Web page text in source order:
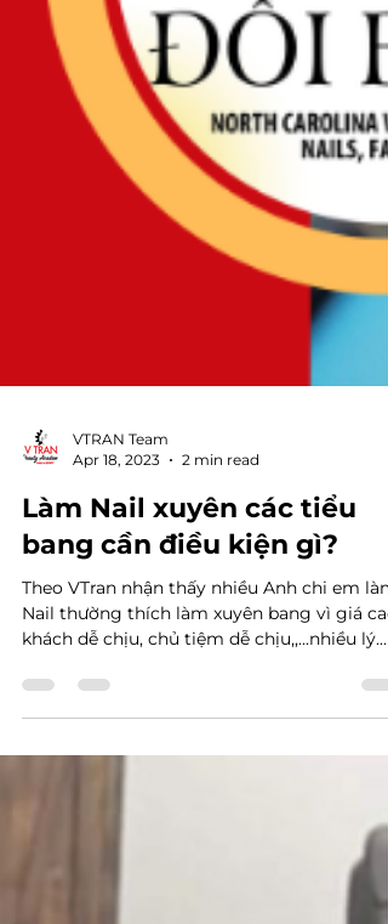
Apr 18, 2023
2 min read
Làm Nail xuyên các tiểu
bang cần điều kiện gì?
Theo VTran nhận thấy nhiều Anh chi em làm
khách dễ chịu, chủ tiệm dễ chịu,,...nhiều lý